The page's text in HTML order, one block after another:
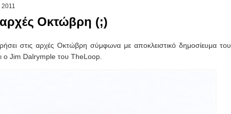
2011
Οκτώβρη (;)
στις αρχές Οκτώβρη σύμφωνα με αποκλειστικό δημοσίευμα του
ο Jim Dalrymple του TheLoop.